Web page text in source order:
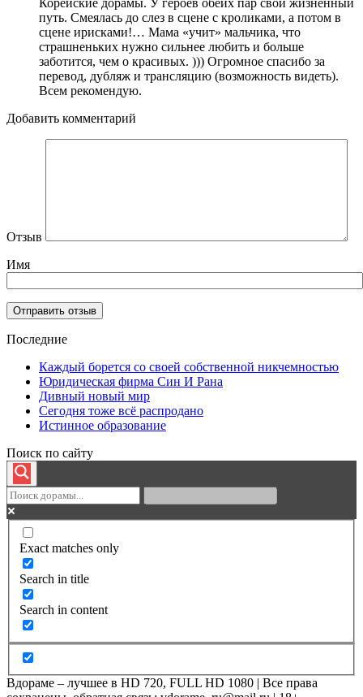
путь. Смеялась до слез в сцене с кроликами, а потом в
сцене ирисками!… Мама «учит» мальчика, что
страшненьких нужно сильнее любить и больше
заботится, чем о красивых. ))) Огромное спасибо за
перевод, дубляж и трансляцию (возможность видеть).
Всем рекомендую.
Добавить комментарий
Отзыв
Имя
Последние
Каждый борется со своей собственной никчемностью
Юридическая фирма Син И Рана
Дивный новый мир
Сегодня тоже всё распродано
Истинное образование
Поиск по сайту
Exact matches only
Search in title
Search in content
Вдораме – лучшее в HD 720, FULL HD 1080 | Все права